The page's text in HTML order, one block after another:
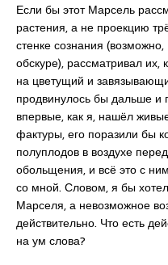
Если бы этот Марсель
растения, а не проекцию
стенке сознания
обскуре), рассматривал
на цветущий и
продвинулось бы дальше
впервые, как я, нашёл
фактуры, его поразили бы
полуплодов в воздухе
обольщения, и всё это с
со мной. Словом, я бы
Марселя, а невозможное
действительно. Что есть
на ум слова?